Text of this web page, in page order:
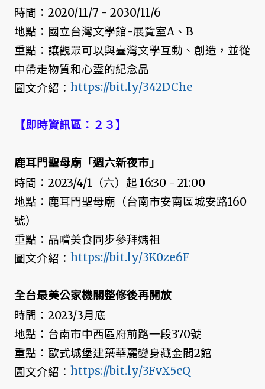
時間：2020/11/7 - 2030/11/6
地點：國立台灣文學館-展覽室A、B
重點：讓觀眾可以與臺灣文學互動、創造，並從
中帶走物質和心靈的紀念品
圖文介紹： https://bit.ly/342DChe
【即時資訊區：２３】
鹿耳門聖母廟「週六新夜市」
時間：2023/4/1（六）起 16:30 - 21:00
地點：鹿耳門聖母廟（台南市安南區城安路160
號）
重點：品嚐美食同步參拜媽祖
圖文介紹： https://bit.ly/3K0ze6F
全台最美公家機關整修後再開放
時間：2023/3月底
地點：台南市中西區府前路一段370號
重點：歐式城堡建築華麗變身藏金閣2館
圖文介紹： https://bit.ly/3FvX5cQ